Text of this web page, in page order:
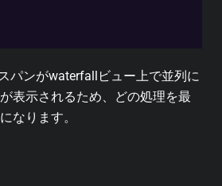
パンがwaterfallビュー上で並列に
表示されるため、どの処理を最
なります。